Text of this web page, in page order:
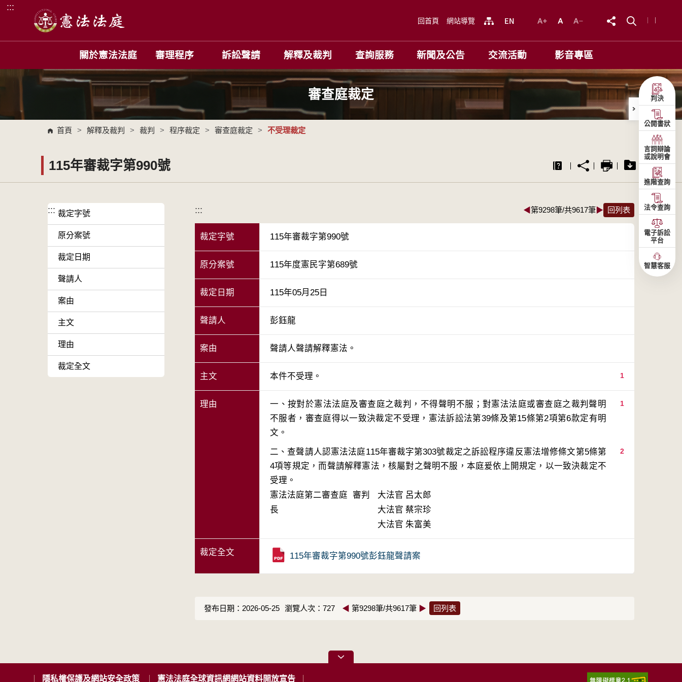
跳到主要內容區塊
:::
回首頁 網站導覽
關於憲法法庭 審理程序 訴訟聲請 解釋及裁判 查詢服務 新聞及公告 交流活動 影音專區
審查庭裁定
首頁 > 解釋及裁判 > 裁判 > 程序裁定 > 審查庭裁定 > 不受理裁定
115年審裁字第990號
::: 裁定字號
原分案號
裁定日期
聲請人
案由
主文
理由
裁定全文
::: ◀第9298筆/共9617筆▶ 回列表
裁定字號 115年審裁字第990號
原分案號 115年度憲民字第689號
裁定日期 115年05月25日
聲請人 彭鈺龍
案由 聲請人聲請解釋憲法。
主文 1
本件不受理。
理由 1
一、按對於憲法法庭及審查庭之裁判，不得聲明不服；對憲法法庭或審查庭之裁判聲明
不服者，審查庭得以一致決裁定不受理，憲法訴訟法第39條及第15條第2項第6款定有明
2
二、查聲請人認憲法法庭115年審裁字第303號裁定之訴訟程序違反憲法增修條文第5條第
4項等規定，而聲請解釋憲法，核屬對之聲明不服，本庭爰依上開規定，以一致決裁定不
受理。
憲法法庭第二審查庭 審判
長
大法官 呂太郎
大法官 蔡宗珍
大法官 朱富美
裁定全文 115年審裁字第990號彭鈺龍聲請案
發布日期：2026-05-25 瀏覽人次：727 ◀ 第9298筆/共9617筆 ▶ 回列表
隱私權保護及網站安全政策 憲法法庭全球資訊網網站資料開放宣告
判決
公開書狀
言詞辯論
或說明會
進階查詢
法令查詢
電子訴訟
平台
智慧客服